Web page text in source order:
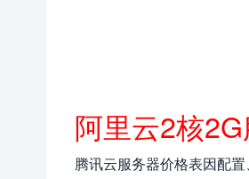
阿里云2核
腾讯云服务器价格表因配